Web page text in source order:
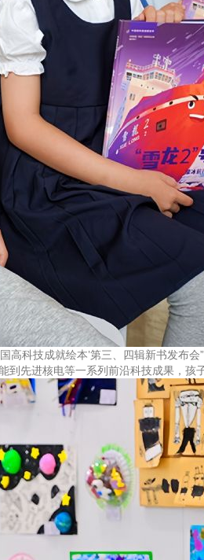
科技成就绘本’第三、四辑新书发布
先进核电等一系列前沿科技成果，孩